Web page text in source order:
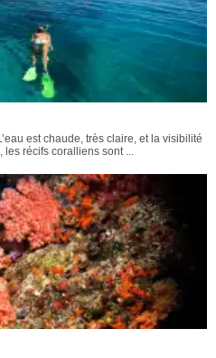
est chaude, très claire, et la visibilité
les récifs coralliens sont ...